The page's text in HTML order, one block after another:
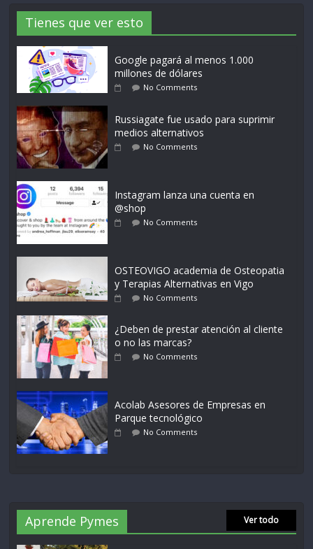
Tienes que ver esto
Google pagará al menos 1.000
millones de dólares
No Comments
Russiagate fue usado para suprimir
medios alternativos
No Comments
Instagram lanza una cuenta en
@shop
No Comments
OSTEOVIGO academia de Osteopatia
y Terapias Alternativas en Vigo
No Comments
¿Deben de prestar atención al cliente
o no las marcas?
No Comments
Acolab Asesores de Empresas en
Parque tecnológico
No Comments
Aprende Pymes Ver todo